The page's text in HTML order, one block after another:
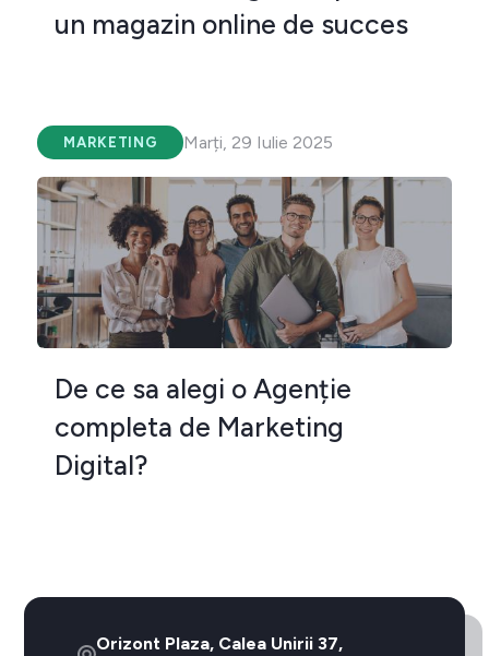
un magazin online de succes
MARKETING Marți, 29 Iulie 2025
De ce sa alegi o Agenție
completa de Marketing
Digital?
Orizont Plaza, Calea Unirii 37,